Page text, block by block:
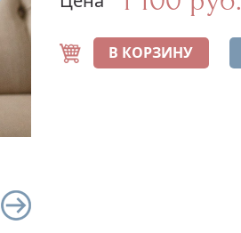
В КОРЗИНУ